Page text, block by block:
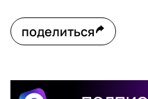
поделиться